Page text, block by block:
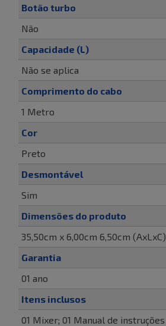
Botão turbo
Não
Capacidade (L)
Não se aplica
Comprimento do cabo
1 Metro
Cor
Preto
Desmontável
Sim
Dimensões do produto
35,50cm x 6,00cm 6,50cm (AxLxC)
Garantia
01 ano
Itens inclusos
01 Mixer; 01 Manual de instruções